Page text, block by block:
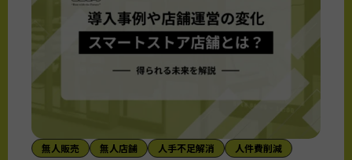
無人販売 無人店舗 人手不足解消 人件費削減